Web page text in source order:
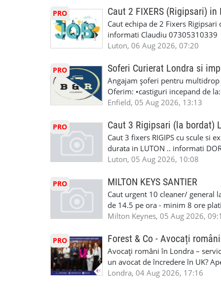
Reparam orice tip de masina
Masina de Drum Lung. ✅
Detailing Auto Interior/Exterior.
WhatsApp Text https://wa.link/
6HB
#AtelierAutoLondra
#RomanianGarageRepair
#RomanianMechanic
#MecaniciProfesionistiLondra
#mecanicmoldoveanlondra
seriozitate.Multumesc anticipat.
PRO Caut 2 FIXERS (Rigipsari) in
Caut echipa de 2 Fixers
informati Claudiu 07305310339
Luton, 06 Aug 2026, 07:20
PRO Soferi Curierat Londra si
Angajam șoferi pentru
Oferim: •castiguri incepand de
pentru cei platitori de VAT si
status obligatoriu •varsta
compania aplica pentru
•oferim: - training platit (3 zile-
nedeterminata. -full time/ part-
masinii). Acceptam cu permis
Enfield - Weybridge - Romford -
programari la interviu apelati
Enfield, 05 Aug 2026, 13:13
PRO Caut 3 Rigipsari (la bordat)
Caut 3 fixers RIGIPS cu scule si
durata in LUTON .. informati
Luton, 05 Aug 2026, 10:08
PRO MILTON KEYS SANTIER
Caut urgent 10 cleaner/ general
de 14.5 pe ora - minim 8 ore
la Amazon. Munca este usoara,
SAPTAMANALA Contact: +44
interesati
Milton Keynes, 05 Aug 2026,
PRO Forest & Co - Avocați
Avocați români în Londra –
un avocat de încredere în UK?
Solicitors, indiferent că ai nevoie
Londra, 04 Aug 2026, 17:16